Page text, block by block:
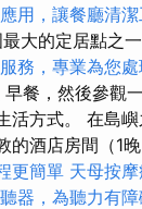
用，讓餐廳清
大的定居點之一
務，專業為您
早餐，然後參觀
活方式。 在島
的酒店房間（1晚
更簡單 天母按
器，為聽力有